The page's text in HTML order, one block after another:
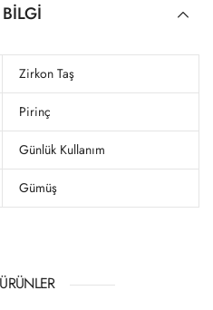
Zirkon Taş
Pirinç
Günlük Kullanım
Gümüş